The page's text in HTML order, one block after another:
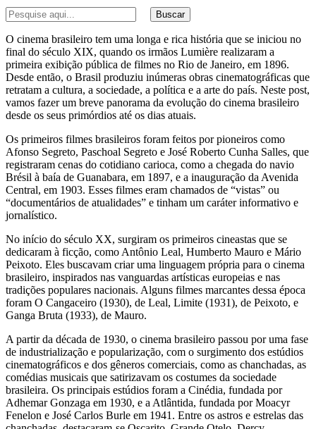
Buscar
O cinema brasileiro tem uma longa e rica história que se iniciou no
final do século XIX, quando os irmãos Lumière realizaram a
primeira exibição pública de filmes no Rio de Janeiro, em 1896.
Desde então, o Brasil produziu inúmeras obras cinematográficas que
retratam a cultura, a sociedade, a política e a arte do país. Neste post,
vamos fazer um breve panorama da evolução do cinema brasileiro
desde os seus primórdios até os dias atuais.
Os primeiros filmes brasileiros foram feitos por pioneiros como
Afonso Segreto, Paschoal Segreto e José Roberto Cunha Salles, que
registraram cenas do cotidiano carioca, como a chegada do navio
Brésil à baía de Guanabara, em 1897, e a inauguração da Avenida
Central, em 1903. Esses filmes eram chamados de “vistas” ou
“documentários de atualidades” e tinham um caráter informativo e
jornalístico.
No início do século XX, surgiram os primeiros cineastas que se
dedicaram à ficção, como Antônio Leal, Humberto Mauro e Mário
Peixoto. Eles buscavam criar uma linguagem própria para o cinema
brasileiro, inspirados nas vanguardas artísticas europeias e nas
tradições populares nacionais. Alguns filmes marcantes dessa época
foram O Cangaceiro (1930), de Leal, Limite (1931), de Peixoto, e
Ganga Bruta (1933), de Mauro.
A partir da década de 1930, o cinema brasileiro passou por uma fase
de industrialização e popularização, com o surgimento dos estúdios
cinematográficos e dos gêneros comerciais, como as chanchadas, as
comédias musicais que satirizavam os costumes da sociedade
brasileira. Os principais estúdios foram a Cinédia, fundada por
Adhemar Gonzaga em 1930, e a Atlântida, fundada por Moacyr
Fenelon e José Carlos Burle em 1941. Entre os astros e estrelas das